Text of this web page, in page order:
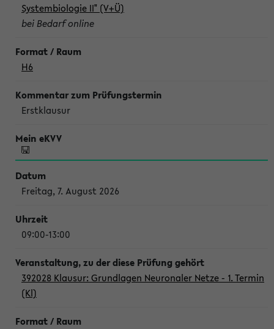
Systembiologie II" (V+Ü)
bei Bedarf online
H6
Erstklausur
Freitag, 7. August 2026
09:00-13:00
392028 Klausur: Grundlagen Neuronaler Netze - 1. Termin
(Kl)